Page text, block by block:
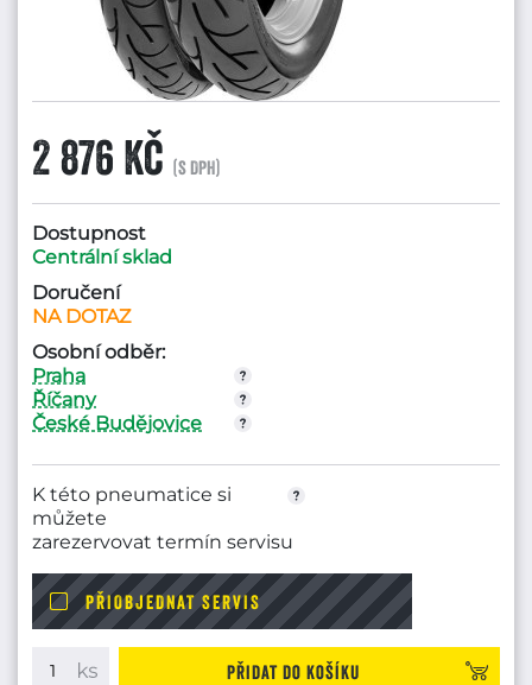
2 876 Kč (s DPH)
Dostupnost
Centrální sklad
Doručení
NA DOTAZ
Osobní odběr:
Praha
Říčany
České Budějovice
K této pneumatice si
můžete
zarezervovat termín servisu
PŘIOBJEDNAT SERVIS
Přidat do košíku